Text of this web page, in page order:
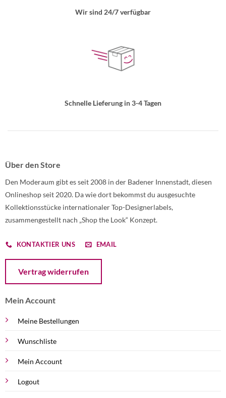
Wir sind 24/7 verfügbar
Schnelle Lieferung in 3-4 Tagen
Über den Store
Den Moderaum gibt es seit 2008 in der Badener Innenstadt, diesen
Onlineshop seit 2020. Da wie dort bekommst du ausgesuchte
Kollektionsstücke internationaler Top-Designerlabels,
zusammengestellt nach „Shop the Look“ Konzept.
KONTAKTIER UNS EMAIL
Vertrag widerrufen
Mein Account
Meine Bestellungen
Wunschliste
Mein Account
Logout